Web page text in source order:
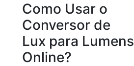
Como Usar o
Conversor de
Lux para Lumens
Online?